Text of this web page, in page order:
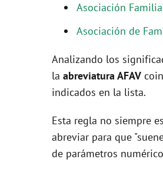
Asociación
Asociación de
Analizando los
la abreviatura AFAV
indicados en la lista.
Esta regla no siempre
abreviar para que
de parámetros